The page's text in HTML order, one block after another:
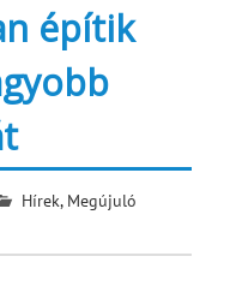
építik
Hírek, Megújuló